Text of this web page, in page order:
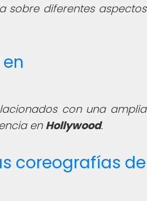
diferentes aspectos
con una amplia
enHollywood.
coreografías de